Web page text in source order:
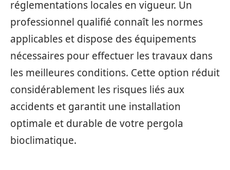
réglementations locales en vigueur. Un
professionnel qualifié connaît les normes
applicables et dispose des équipements
nécessaires pour effectuer les travaux dans
les meilleures conditions. Cette option réduit
considérablement les risques liés aux
accidents et garantit une installation
optimale et durable de votre pergola
bioclimatique.